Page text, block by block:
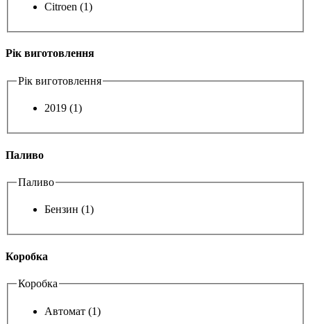
Citroen (1)
Рік виготовлення
Рік виготовлення
2019 (1)
Паливо
Паливо
Бензин (1)
Коробка
Коробка
Автомат (1)